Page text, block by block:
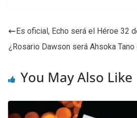
Es oficial, Echo será el Héroe 32
¿Rosario Dawson será Ahsoka Tano
You May Also Like